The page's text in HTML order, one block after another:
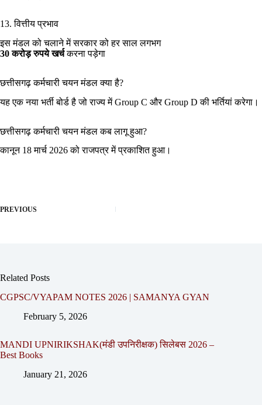
13. वित्तीय प्रभाव
इस मंडल को चलाने में सरकार को हर साल लगभग
30 करोड़ रुपये खर्चकरना पड़ेगा
छत्तीसगढ़ कर्मचारी चयन मंडल क्या है?
यह एक नया भर्ती बोर्ड है जो राज्य में Group C और Group D की भर्तियां करेगा।
छत्तीसगढ़ कर्मचारी चयन मंडल कब लागू हुआ?
कानून 18 मार्च 2026 को राजपत्र में प्रकाशित हुआ।
PREVIOUS
Related Posts
CGPSC/VYAPAM NOTES 2026 | SAMANYA GYAN
February 5, 2026
MANDI UPNIRIKSHAK(मंडी उपनिरीक्षक) सिलेबस 2026 –
Best Books
January 21, 2026